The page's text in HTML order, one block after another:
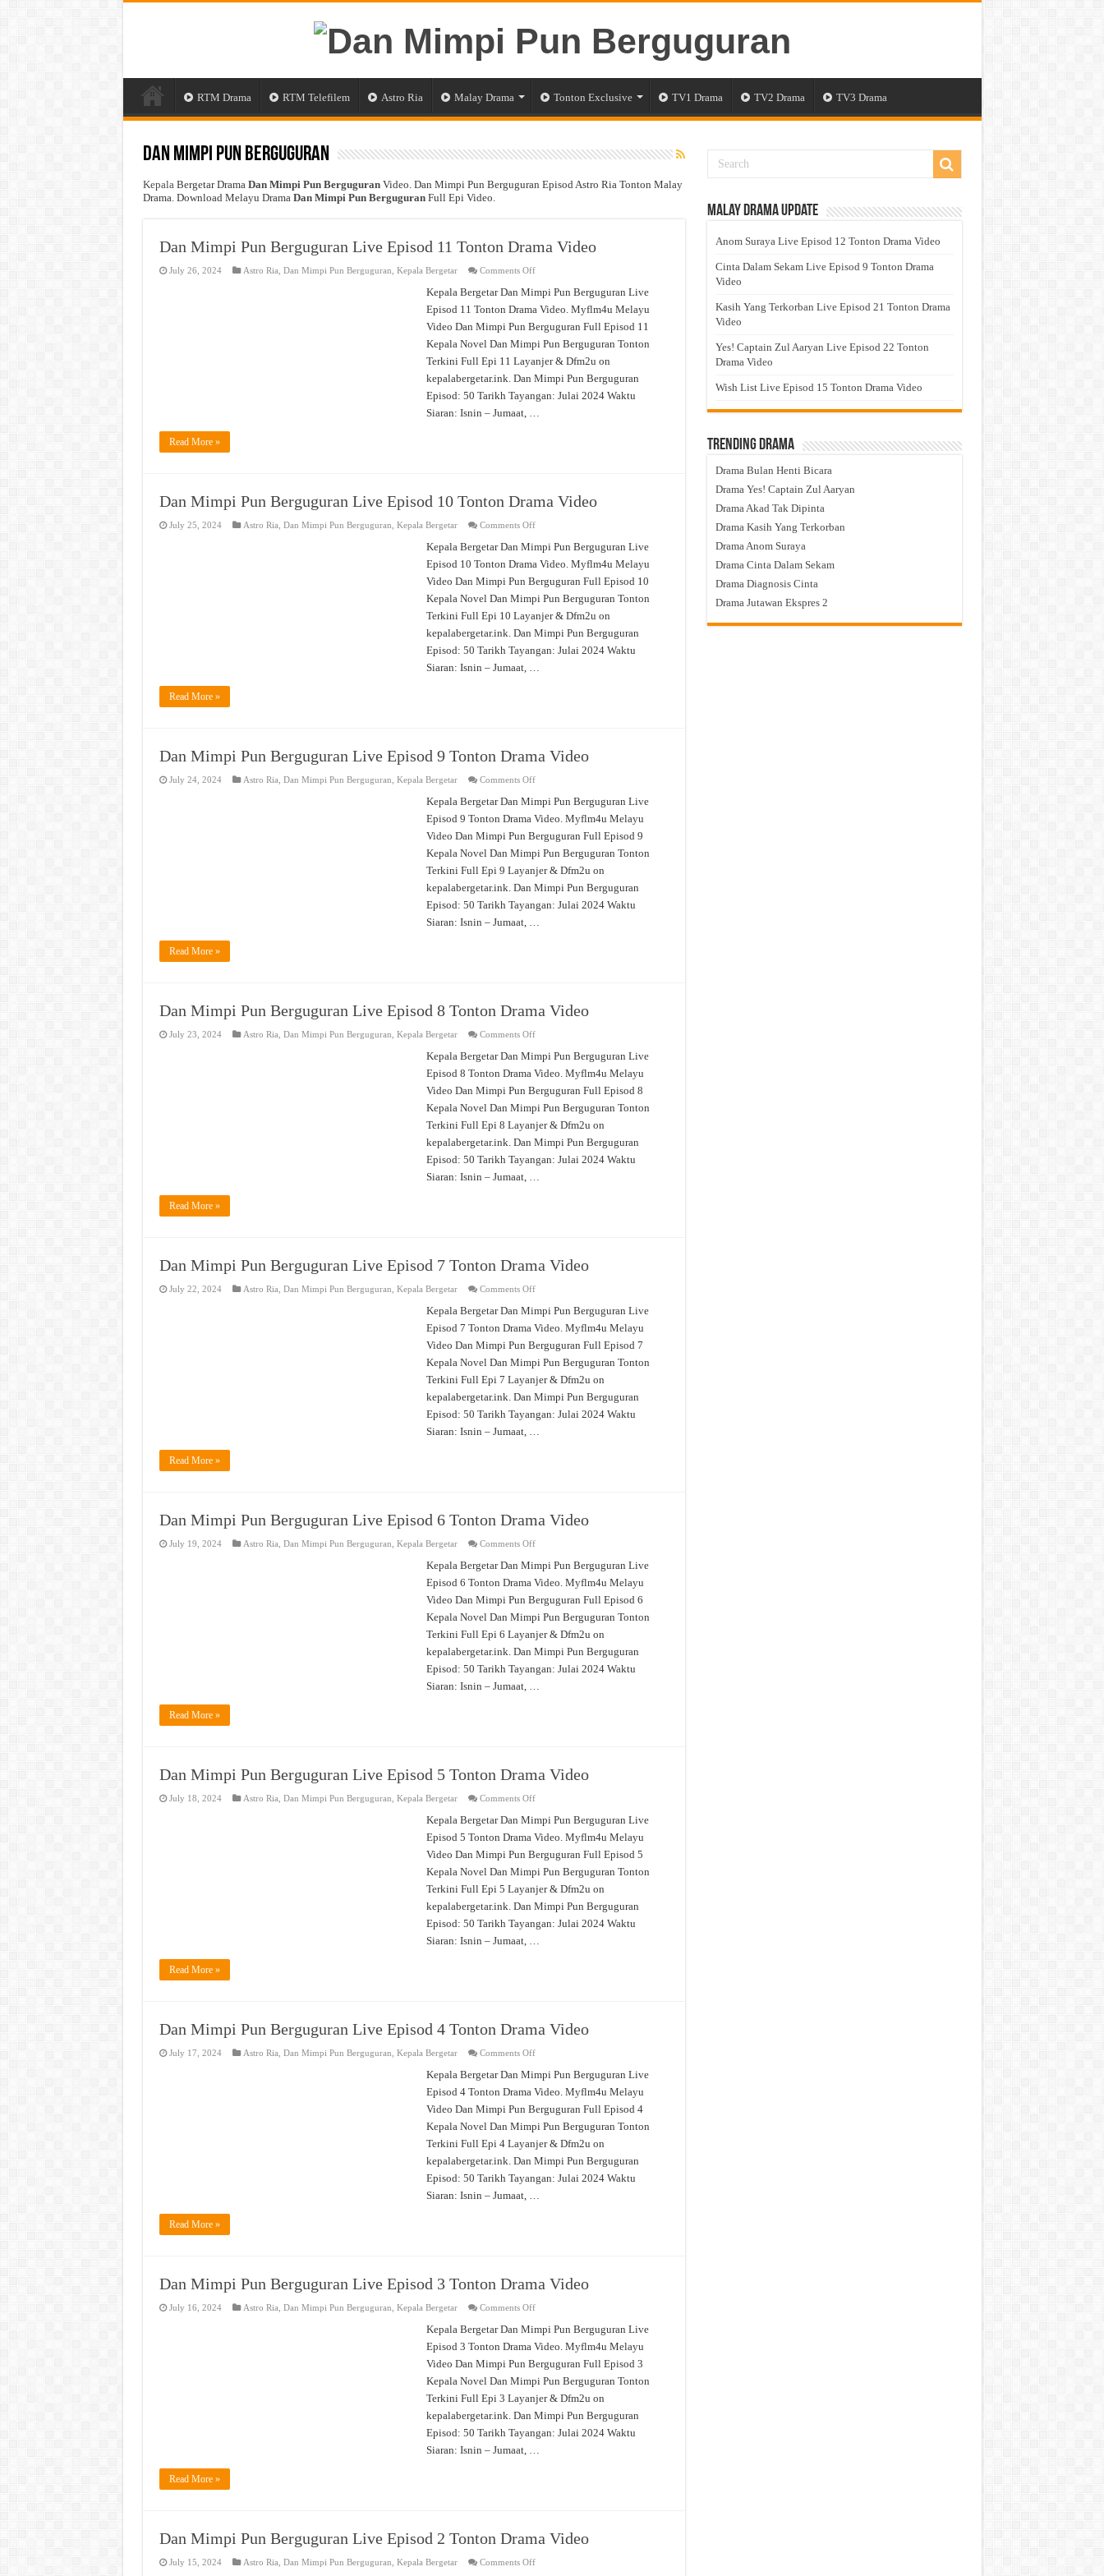
RTM Drama RTM Telefilem Astro Ria Malay Drama Tonton Exclusive TV1 Drama TV2 Drama TV3 Drama
Dan Mimpi Pun Berguguran
KepalaBergetar Drama Dan Mimpi Pun Berguguran Video. Dan Mimpi Pun Berguguran Episod Astro Ria Tonton Malay
Drama. Download Melayu Drama Dan Mimpi Pun BerguguranFull Epi Video.
Dan Mimpi Pun Berguguran Live Episod 11 Tonton Drama Video
July 26, 2024 Astro Ria Dan Mimpi Pun Berguguran Kepala Bergetar Comments Offon
Mimpi
Pun
Berguguran
Episod
11
Tonton
Drama
Video
Kepala Bergetar Dan Mimpi Pun Berguguran Live
Episod 11 Tonton Drama Video. Myflm4u Melayu
Video Dan Mimpi Pun Berguguran Full Episod 11
Kepala Novel Dan Mimpi Pun Berguguran Tonton
Terkini Full Epi 11 Layanjer & Dfm2u on
kepalabergetar.ink. Dan Mimpi Pun Berguguran
Episod: 50 Tarikh Tayangan: Julai 2024 Waktu
Siaran: Isnin – Jumaat, …
Read More »
Dan Mimpi Pun Berguguran Live Episod 10 Tonton Drama Video
July 25, 2024 Astro Ria Dan Mimpi Pun Berguguran Kepala Bergetar Comments Offon
Mimpi
Pun
Berguguran
Episod
10
Tonton
Drama
Video
Kepala Bergetar Dan Mimpi Pun Berguguran Live
Episod 10 Tonton Drama Video. Myflm4u Melayu
Video Dan Mimpi Pun Berguguran Full Episod 10
Kepala Novel Dan Mimpi Pun Berguguran Tonton
Terkini Full Epi 10 Layanjer & Dfm2u on
kepalabergetar.ink. Dan Mimpi Pun Berguguran
Episod: 50 Tarikh Tayangan: Julai 2024 Waktu
Siaran: Isnin – Jumaat, …
Read More »
Dan Mimpi Pun Berguguran Live Episod 9 Tonton Drama Video
July 24, 2024 Astro Ria Dan Mimpi Pun Berguguran Kepala Bergetar Comments Offon
Mimpi
Pun
Berguguran
Episod
9
Tonton
Drama
Video
Kepala Bergetar Dan Mimpi Pun Berguguran Live
Episod 9 Tonton Drama Video. Myflm4u Melayu
Video Dan Mimpi Pun Berguguran Full Episod 9
Kepala Novel Dan Mimpi Pun Berguguran Tonton
Terkini Full Epi 9 Layanjer & Dfm2u on
kepalabergetar.ink. Dan Mimpi Pun Berguguran
Episod: 50 Tarikh Tayangan: Julai 2024 Waktu
Siaran: Isnin – Jumaat, …
Read More »
Dan Mimpi Pun Berguguran Live Episod 8 Tonton Drama Video
July 23, 2024 Astro Ria Dan Mimpi Pun Berguguran Kepala Bergetar Comments Offon
Mimpi
Pun
Berguguran
Episod
8
Tonton
Drama
Video
Kepala Bergetar Dan Mimpi Pun Berguguran Live
Episod 8 Tonton Drama Video. Myflm4u Melayu
Video Dan Mimpi Pun Berguguran Full Episod 8
Kepala Novel Dan Mimpi Pun Berguguran Tonton
Terkini Full Epi 8 Layanjer & Dfm2u on
kepalabergetar.ink. Dan Mimpi Pun Berguguran
Episod: 50 Tarikh Tayangan: Julai 2024 Waktu
Siaran: Isnin – Jumaat, …
Read More »
Dan Mimpi Pun Berguguran Live Episod 7 Tonton Drama Video
July 22, 2024 Astro Ria Dan Mimpi Pun Berguguran Kepala Bergetar Comments Offon
Mimpi
Pun
Berguguran
Episod
7
Tonton
Drama
Video
Kepala Bergetar Dan Mimpi Pun Berguguran Live
Episod 7 Tonton Drama Video. Myflm4u Melayu
Video Dan Mimpi Pun Berguguran Full Episod 7
Kepala Novel Dan Mimpi Pun Berguguran Tonton
Terkini Full Epi 7 Layanjer & Dfm2u on
kepalabergetar.ink. Dan Mimpi Pun Berguguran
Episod: 50 Tarikh Tayangan: Julai 2024 Waktu
Siaran: Isnin – Jumaat, …
Read More »
Dan Mimpi Pun Berguguran Live Episod 6 Tonton Drama Video
July 19, 2024 Astro Ria Dan Mimpi Pun Berguguran Kepala Bergetar Comments Offon
Mimpi
Pun
Berguguran
Episod
6
Tonton
Drama
Video
Kepala Bergetar Dan Mimpi Pun Berguguran Live
Episod 6 Tonton Drama Video. Myflm4u Melayu
Video Dan Mimpi Pun Berguguran Full Episod 6
Kepala Novel Dan Mimpi Pun Berguguran Tonton
Terkini Full Epi 6 Layanjer & Dfm2u on
kepalabergetar.ink. Dan Mimpi Pun Berguguran
Episod: 50 Tarikh Tayangan: Julai 2024 Waktu
Siaran: Isnin – Jumaat, …
Read More »
Dan Mimpi Pun Berguguran Live Episod 5 Tonton Drama Video
July 18, 2024 Astro Ria Dan Mimpi Pun Berguguran Kepala Bergetar Comments Offon
Mimpi
Pun
Berguguran
Episod
5
Tonton
Drama
Video
Kepala Bergetar Dan Mimpi Pun Berguguran Live
Episod 5 Tonton Drama Video. Myflm4u Melayu
Video Dan Mimpi Pun Berguguran Full Episod 5
Kepala Novel Dan Mimpi Pun Berguguran Tonton
Terkini Full Epi 5 Layanjer & Dfm2u on
kepalabergetar.ink. Dan Mimpi Pun Berguguran
Episod: 50 Tarikh Tayangan: Julai 2024 Waktu
Siaran: Isnin – Jumaat, …
Read More »
Dan Mimpi Pun Berguguran Live Episod 4 Tonton Drama Video
July 17, 2024 Astro Ria Dan Mimpi Pun Berguguran Kepala Bergetar Comments Offon
Mimpi
Pun
Berguguran
Episod
4
Tonton
Drama
Video
Kepala Bergetar Dan Mimpi Pun Berguguran Live
Episod 4 Tonton Drama Video. Myflm4u Melayu
Video Dan Mimpi Pun Berguguran Full Episod 4
Kepala Novel Dan Mimpi Pun Berguguran Tonton
Terkini Full Epi 4 Layanjer & Dfm2u on
kepalabergetar.ink. Dan Mimpi Pun Berguguran
Episod: 50 Tarikh Tayangan: Julai 2024 Waktu
Siaran: Isnin – Jumaat, …
Read More »
Dan Mimpi Pun Berguguran Live Episod 3 Tonton Drama Video
July 16, 2024 Astro Ria Dan Mimpi Pun Berguguran Kepala Bergetar Comments Offon
Mimpi
Pun
Berguguran
Episod
3
Tonton
Drama
Video
Kepala Bergetar Dan Mimpi Pun Berguguran Live
Episod 3 Tonton Drama Video. Myflm4u Melayu
Video Dan Mimpi Pun Berguguran Full Episod 3
Kepala Novel Dan Mimpi Pun Berguguran Tonton
Terkini Full Epi 3 Layanjer & Dfm2u on
kepalabergetar.ink. Dan Mimpi Pun Berguguran
Episod: 50 Tarikh Tayangan: Julai 2024 Waktu
Siaran: Isnin – Jumaat, …
Read More »
Dan Mimpi Pun Berguguran Live Episod 2 Tonton Drama Video
July 15, 2024 Astro Ria Dan Mimpi Pun Berguguran Kepala Bergetar Comments Offon
Malay Drama Update
Anom Suraya Live Episod 12 Tonton Drama Video
Cinta Dalam Sekam Live Episod 9 Tonton Drama
Video
Kasih Yang Terkorban Live Episod 21 Tonton Drama
Video
Yes! Captain Zul Aaryan Live Episod 22 Tonton
Drama Video
Wish List Live Episod 15 Tonton Drama Video
Trending Drama
Drama Bulan Henti Bicara
Drama Yes! Captain Zul Aaryan
Drama Akad Tak Dipinta
Drama Kasih Yang Terkorban
Drama Anom Suraya
Drama Cinta Dalam Sekam
Drama Diagnosis Cinta
Drama Jutawan Ekspres 2